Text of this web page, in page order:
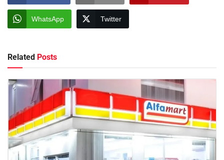
WhatsApp Twitter
Related Posts